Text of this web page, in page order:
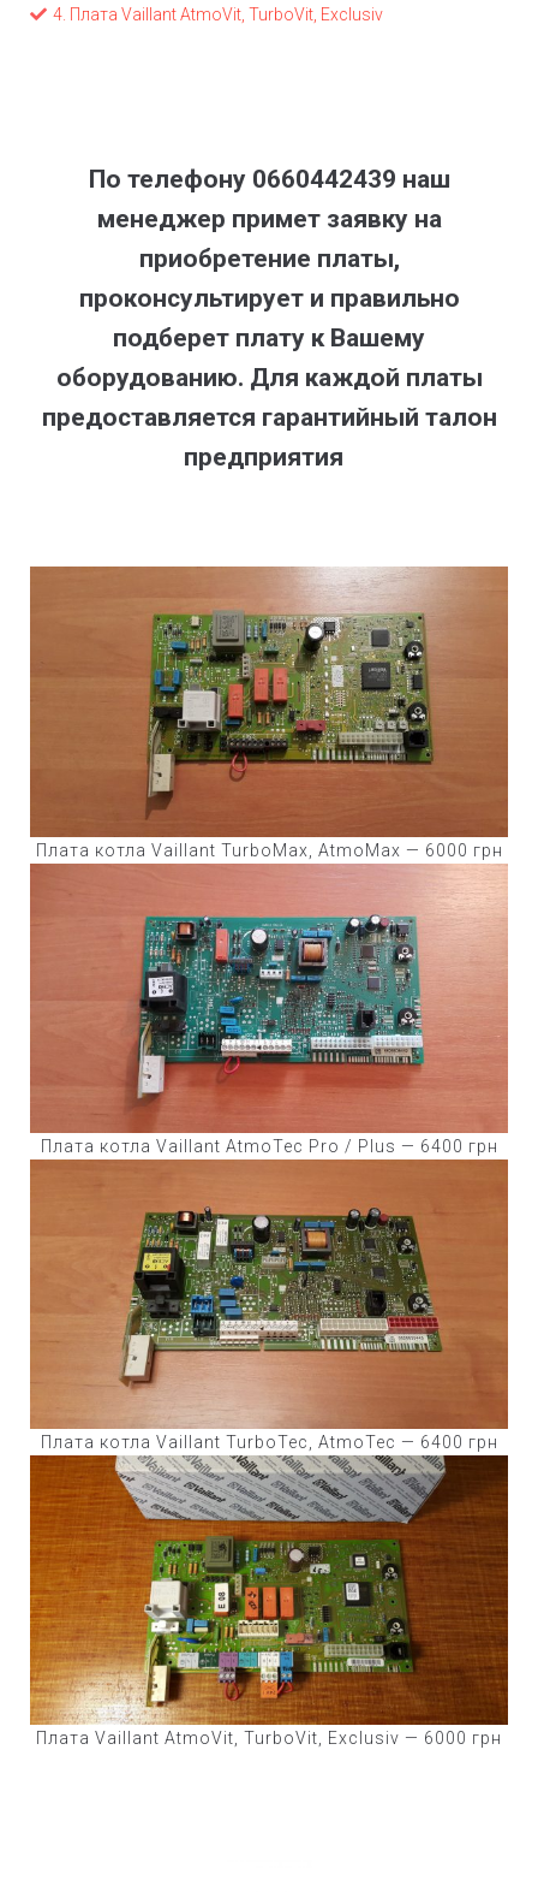
4. Плата Vaillant AtmoVit, TurboVit, Exclusiv
По телефону 0660442439 наш
менеджер примет заявку на
приобретение платы,
проконсультирует и правильно
подберет плату к Вашему
оборудованию. Для каждой платы
предоставляется гарантийный талон
предприятия
Плата котла Vaillant TurboMax, AtmoMax — 6000 грн
Плата котла Vaillant AtmoTec Pro / Plus — 6400 грн
Плата котла Vaillant TurboTec, AtmoTec — 6400 грн
Плата Vaillant AtmoVit, TurboVit, Exclusiv — 6000 грн